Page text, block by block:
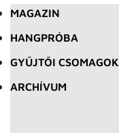
MAGAZIN
HANGPRÓBA
GYŰJTŐI CSOMAGOK
ARCHÍVUM